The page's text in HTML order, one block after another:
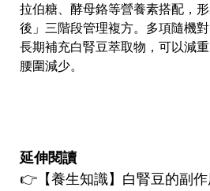
拉伯糖、酵母鉻等營養素搭配，
後」三階段管理複方。多項隨機
長期補充白腎豆萃取物，可以減
腰圍減少。
延伸閱讀
👉 【養生知識】 白腎豆的副作